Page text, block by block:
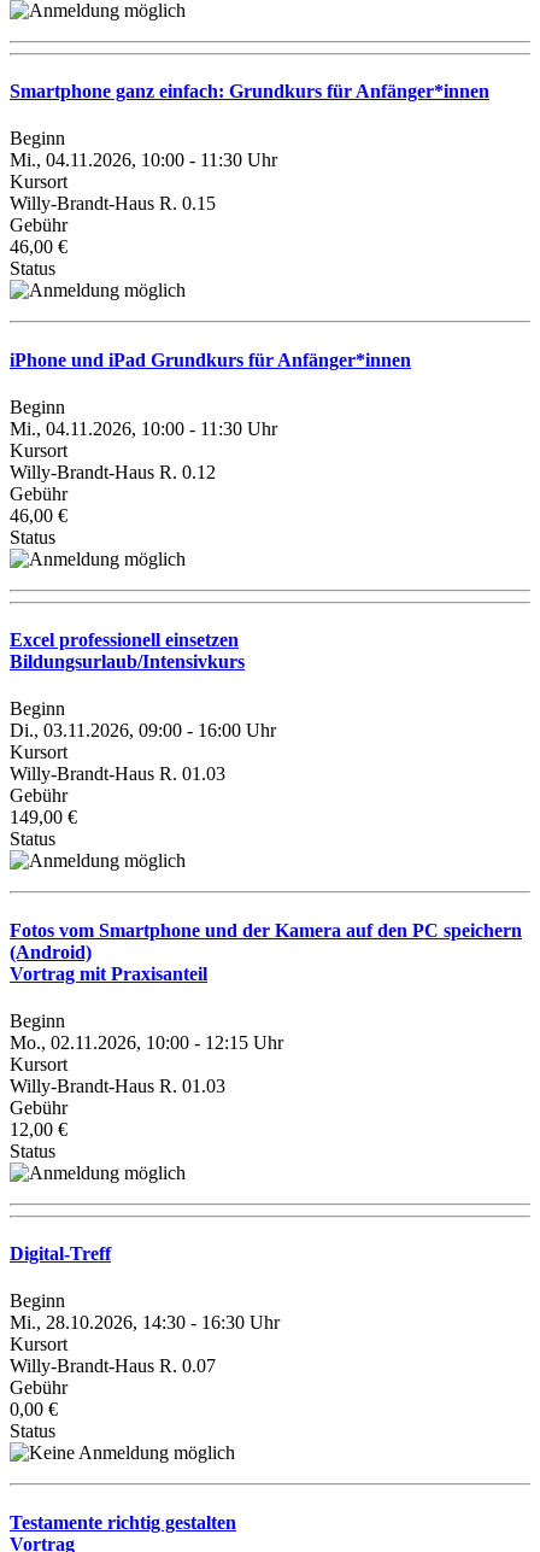
Smartphone ganz einfach: Grundkurs für Anfänger*innen
Beginn
Mi., 04.11.2026, 10:00 - 11:30 Uhr
Kursort
Willy-Brandt-Haus R. 0.15
Gebühr
46,00 €
Status
iPhone und iPad Grundkurs für Anfänger*innen
Beginn
Mi., 04.11.2026, 10:00 - 11:30 Uhr
Kursort
Willy-Brandt-Haus R. 0.12
Gebühr
46,00 €
Status
Excel professionell einsetzen
Bildungsurlaub/Intensivkurs
Beginn
Di., 03.11.2026, 09:00 - 16:00 Uhr
Kursort
Willy-Brandt-Haus R. 01.03
Gebühr
149,00 €
Status
Fotos vom Smartphone und der Kamera auf den PC speichern
(Android)
Vortrag mit Praxisanteil
Beginn
Mo., 02.11.2026, 10:00 - 12:15 Uhr
Kursort
Willy-Brandt-Haus R. 01.03
Gebühr
12,00 €
Status
Digital-Treff
Beginn
Mi., 28.10.2026, 14:30 - 16:30 Uhr
Kursort
Willy-Brandt-Haus R. 0.07
Gebühr
0,00 €
Status
Testamente richtig gestalten
Vortrag